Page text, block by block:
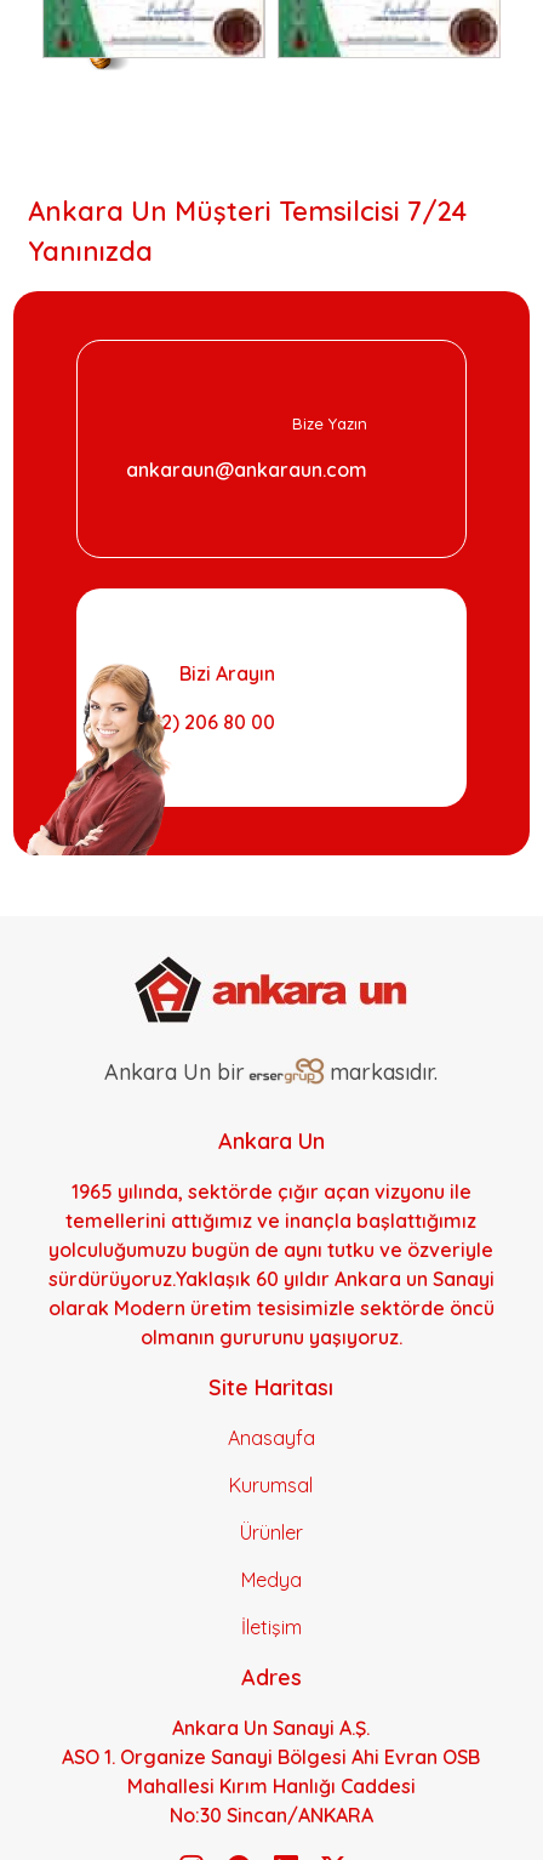
Ankara Un Müşteri Temsilcisi 7/24
Yanınızda
Bize Yazın
ankaraun@ankaraun.com
Bizi Arayın
(0312) 206 80 00
Ankara Un bir markasıdır.
Ankara Un
1965 yılında, sektörde çığır açan vizyonu ile
temellerini attığımız ve inançla başlattığımız
yolculuğumuzu bugün de aynı tutku ve özveriyle
sürdürüyoruz.Yaklaşık 60 yıldır Ankara un Sanayi
olarak Modern üretim tesisimizle sektörde öncü
olmanın gururunu yaşıyoruz.
Site Haritası
Anasayfa
Kurumsal
Ürünler
Medya
İletişim
Adres
Ankara Un Sanayi A.Ş.
ASO 1. Organize Sanayi Bölgesi Ahi Evran OSB
Mahallesi Kırım Hanlığı Caddesi
No:30 Sincan/ANKARA